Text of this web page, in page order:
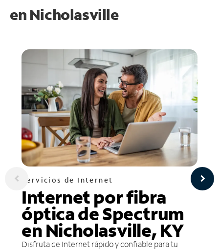
en Nicholasville
Servicios de Internet
Internet por fibra
óptica de Spectrum
en Nicholasville, KY
Disfruta de Internet rápido y confiable para tu